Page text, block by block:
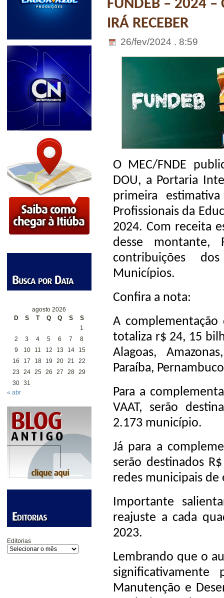
agosto 2026
D
S T Q Q S
S
1
2
3 4 5 6 7
8
9
10 11 12 13 14
15
16
17 18 19 20 21
22
23
24 25 26 27 28 29
30 31
« abr
Editorias
FUNDEB – 2024 –
IRÁ RECEBER
26/fev/2024 . 8:59
O MEC/FNDE
DOU, a Portaria
primeira
Profissionais da
2024. Com receita
desse montante,
contribuições
Municípios.
Confira a nota:
A
totaliza r$ 24, 15
Alagoas,
Paraíba,
Para a
VAAT, serão
2.173 município.
Já para a
serão destinados
redes municipais de
Importante
reajuste a cada
2023.
Lembrando que o
Manutenção e